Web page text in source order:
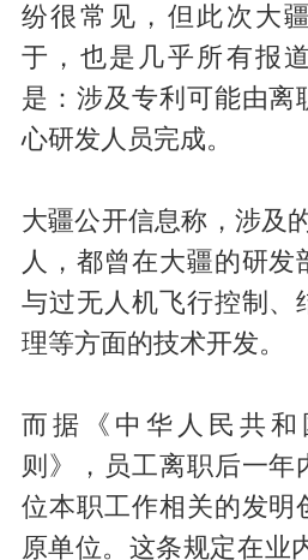
纷很常见，但此次大
于，也是几乎所有报
是：涉及专利可能由离
心研发人员完成。
大疆公开信息称，涉及
人，都曾在大疆的研发
与过无人机飞行控制、
理等方面的技术开发。
而据《中华人民共和
则》，员工离职后一年
位本职工作相关的发明
原单位。这条规定在业